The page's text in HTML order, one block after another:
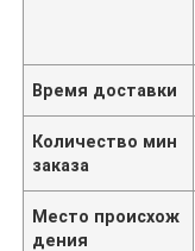
Время доставки
Количество мин
заказа
Место происхож
дения